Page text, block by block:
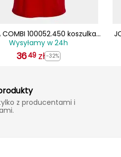
COMBI 100052.450 koszulka
sportowa treningowa t-shirt
czerwona
Wysyłamy w 24h
3649 zł -32%
z producentami i